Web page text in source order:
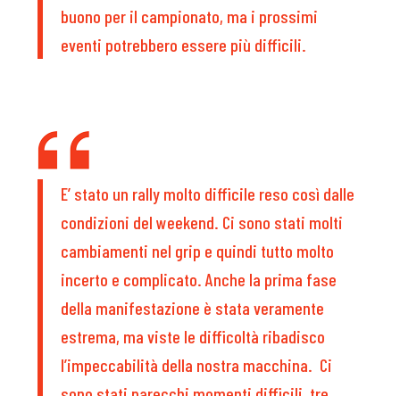
buono per il campionato, ma i prossimi
eventi potrebbero essere più difficili.
E’ stato un rally molto difficile reso così dalle
condizioni del weekend. Ci sono stati molti
cambiamenti nel grip e quindi tutto molto
incerto e complicato. Anche la prima fase
della manifestazione è stata veramente
estrema, ma viste le difficoltà ribadisco
l’impeccabilità della nostra macchina. Ci